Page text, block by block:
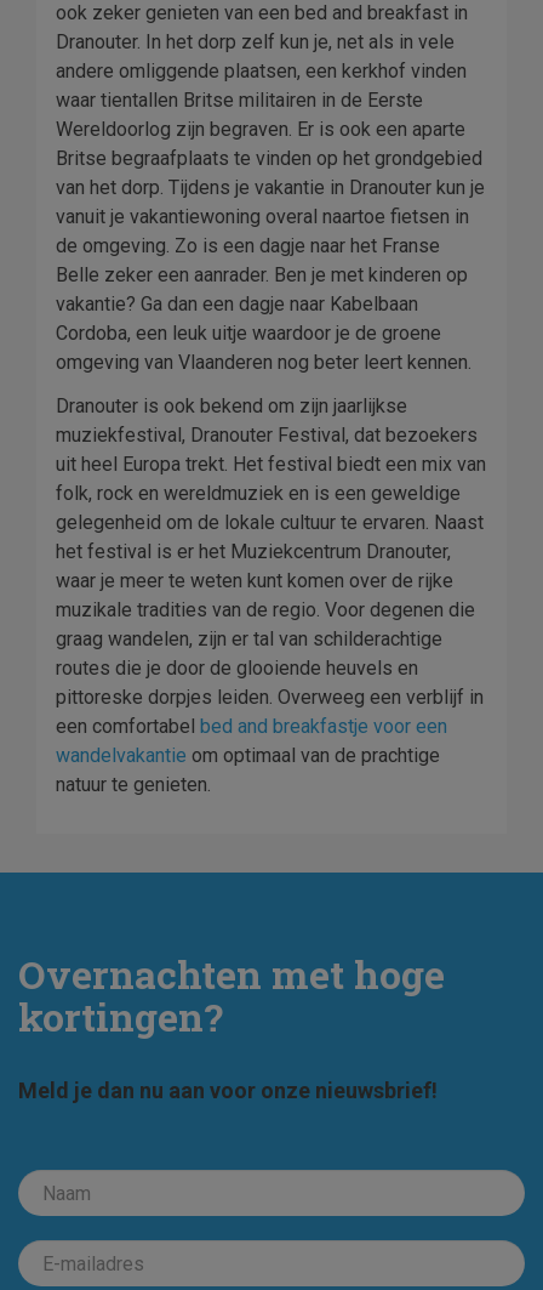
ook zeker genieten van een bed and breakfast in
Dranouter. In het dorp zelf kun je, net als in vele
andere omliggende plaatsen, een kerkhof vinden
waar tientallen Britse militairen in de Eerste
Wereldoorlog zijn begraven. Er is ook een aparte
Britse begraafplaats te vinden op het grondgebied
van het dorp. Tijdens je vakantie in Dranouter kun je
vanuit je vakantiewoning overal naartoe fietsen in
de omgeving. Zo is een dagje naar het Franse
Belle zeker een aanrader. Ben je met kinderen op
vakantie? Ga dan een dagje naar Kabelbaan
Cordoba, een leuk uitje waardoor je de groene
omgeving van Vlaanderen nog beter leert kennen.
Dranouter is ook bekend om zijn jaarlijkse
muziekfestival, Dranouter Festival, dat bezoekers
uit heel Europa trekt. Het festival biedt een mix van
folk, rock en wereldmuziek en is een geweldige
gelegenheid om de lokale cultuur te ervaren. Naast
het festival is er het Muziekcentrum Dranouter,
waar je meer te weten kunt komen over de rijke
muzikale tradities van de regio. Voor degenen die
graag wandelen, zijn er tal van schilderachtige
routes die je door de glooiende heuvels en
pittoreske dorpjes leiden. Overweeg een verblijf in
een comfortabel bed and breakfastje voor een
wandelvakantie om optimaal van de prachtige
natuur te genieten.
Overnachten met hoge
kortingen?
Meld je dan nu aan voor onze nieuwsbrief!